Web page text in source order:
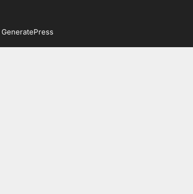
GeneratePress